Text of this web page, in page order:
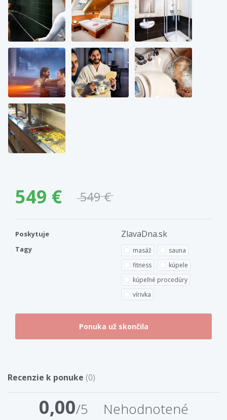
549 € 549 €
Poskytuje ZlavaDna.sk
Tagy masáž
sauna
fitness
kúpele
kúpeľné procedúry
vírivka
Recenzie k ponuke (0)
0,00/5 Nehodnotené